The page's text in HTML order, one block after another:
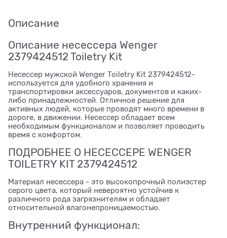
Описание
Описание несессера Wenger
2379424512 Toiletry Kit
Несессер мужской Wenger Toiletry Kit 2379424512-
используется для удобного хранения и
транспортировки аксессуаров, документов и каких-
либо принадлежностей. Отличное решение для
активных людей, которые проводят много времени в
дороге, в движении. Несессер обладает всем
необходимым функционалом и позволяет проводить
время с комфортом.
ПОДРОБНЕЕ О НЕСЕССЕРЕ WENGER
TOILETRY KIT 2379424512
Материал несессера - это высокопрочный полиэстер
серого цвета, который невероятно устойчив к
различного рода загрязнителям и обладает
относительной влагонепроницаемостью.
Внутренний функционал: